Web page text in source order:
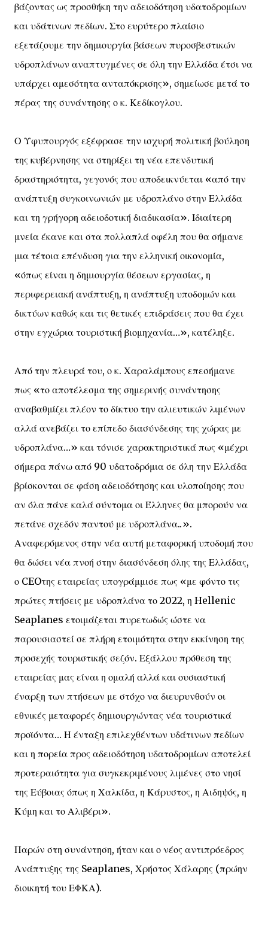
βάζοντας ως προσθήκη την αδειοδότηση υδατοδρομίων
και υδάτινων πεδίων. Στο ευρύτερο πλαίσιο
εξετάζουμε την δημιουργία βάσεων πυροσβεστικών
υδροπλάνων αναπτυγμένες σε όλη την Ελλάδα έτσι να
υπάρχει αμεσότητα ανταπόκρισης», σημείωσε μετά το
πέρας της συνάντησης ο κ. Κεδίκογλου.
Ο Υφυπουργός εξέφρασε την ισχυρή πολιτική βούληση
της κυβέρνησης να στηρίξει τη νέα επενδυτική
δραστηριότητα, γεγονός που αποδεικνύεται «από την
ανάπτυξη συγκοινωνιών με υδροπλάνο στην Ελλάδα
και τη γρήγορη αδειοδοτική διαδικασία». Ιδιαίτερη
μνεία έκανε και στα πολλαπλά οφέλη που θα σήμανε
μια τέτοια επένδυση για την ελληνική οικονομία,
«όπως είναι η δημιουργία θέσεων εργασίας, η
περιφερειακή ανάπτυξη, η ανάπτυξη υποδομών και
δικτύων καθώς και τις θετικές επιδράσεις που θα έχει
στην εγχώρια τουριστική βιομηχανία…», κατέληξε.
Από την πλευρά του, ο κ. Χαραλάμπους επεσήμανε
πως «το αποτέλεσμα της σημερινής συνάντησης
αναβαθμίζει πλέον το δίκτυο την αλιευτικών λιμένων
αλλά ανεβάζει το επίπεδο διασύνδεσης της χώρας με
υδροπλάνα…» και τόνισε χαρακτηριστικά πως «μέχρι
σήμερα πάνω από 90 υδατοδρόμια σε όλη την Ελλάδα
βρίσκονται σε φάση αδειοδότησης και υλοποίησης που
αν όλα πάνε καλά σύντομα οι Έλληνες θα μπορούν να
πετάνε σχεδόν παντού με υδροπλάνα..».
Αναφερόμενος στην νέα αυτή μεταφορική υποδομή που
θα δώσει νέα πνοή στην διασύνδεση όλης της Ελλάδας,
ο CEOτης εταιρείας υπογράμμισε πως «με φόντο τις
πρώτες πτήσεις με υδροπλάνα το 2022, η Hellenic
Seaplanes ετοιμάζεται πυρετωδώς ώστε να
παρουσιαστεί σε πλήρη ετοιμότητα στην εκκίνηση της
προσεχής τουριστικής σεζόν. Εξάλλου πρόθεση της
εταιρείας μας είναι η ομαλή αλλά και ουσιαστική
έναρξη των πτήσεων με στόχο να διευρυνθούν οι
εθνικές μεταφορές δημιουργώντας νέα τουριστικά
προϊόντα… Η ένταξη επιλεχθέντων υδάτινων πεδίων
και η πορεία προς αδειοδότηση υδατοδρομίων αποτελεί
προτεραιότητα για συγκεκριμένους λιμένες στο νησί
της Εύβοιας όπως η Χαλκίδα, η Κάρυστος, η Αιδηψός, η
Κύμη και το Αλιβέρι».
Παρών στη συνάντηση, ήταν και ο νέος αντιπρόεδρος
Ανάπτυξης της Seaplanes, Χρήστος Χάλαρης (πρώην
διοικητή του ΕΦΚΑ).